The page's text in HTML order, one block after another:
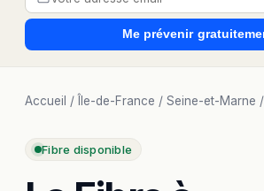
Me prévenir
Accueil / Île-de-France / Seine-et-Marne /
Fibre disponible